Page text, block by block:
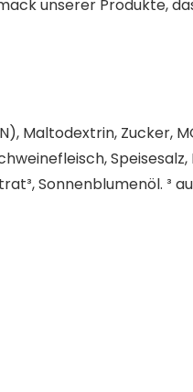
unserer Produkte,
Maltodextrin, Zucker,
Sonnenblumenöl. ³